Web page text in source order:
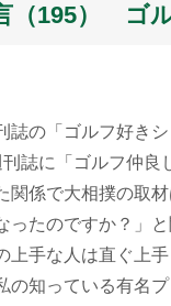
（195） ゴ
の「ゴルフ好き
誌に「ゴルフ仲
関係で大相撲の取
ったのですか？」
上手な人は直ぐ上
の知っている有名